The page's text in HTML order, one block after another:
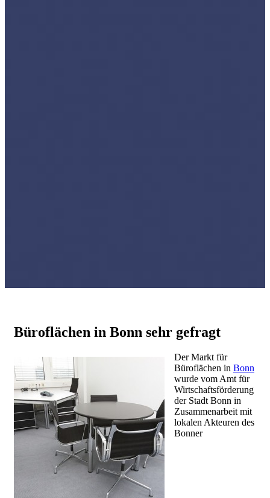
Büroflächen in Bonn sehr gefragt
Der Markt für
Büroflächen in Bonn
wurde vom Amt für
Wirtschaftsförderung
der Stadt Bonn in
Zusammenarbeit mit
lokalen Akteuren des
Bonner